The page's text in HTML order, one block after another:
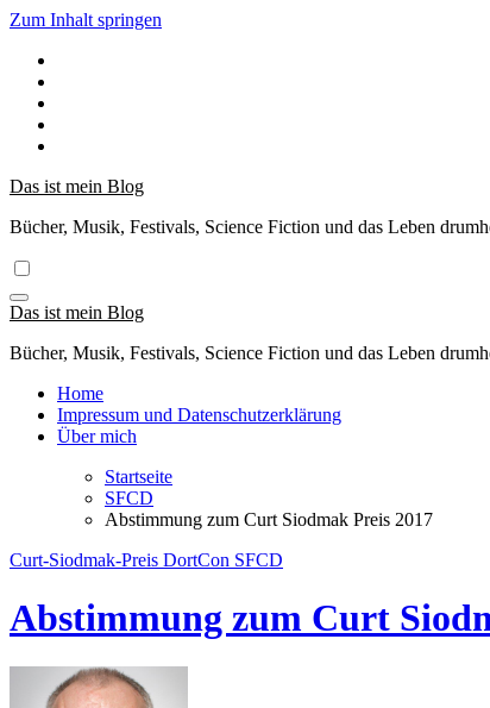
Zum Inhalt springen
Das ist mein Blog
Bücher, Musik, Festivals, Science Fiction und das Leben
Das ist mein Blog
Bücher, Musik, Festivals, Science Fiction und das Leben
Home
Impressum und Datenschutzerklärung
Über mich
Startseite
SFCD
Abstimmung zum Curt Siodmak Preis 2017
Curt-Siodmak-Preis DortCon SFCD
Abstimmung zum Curt